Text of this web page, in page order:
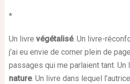
*
Un livre végétalisé. Un livre-
j’ai eu envie de corner plein de
passages qui me parlaient tant. Un
nature. Un livre dans lequel